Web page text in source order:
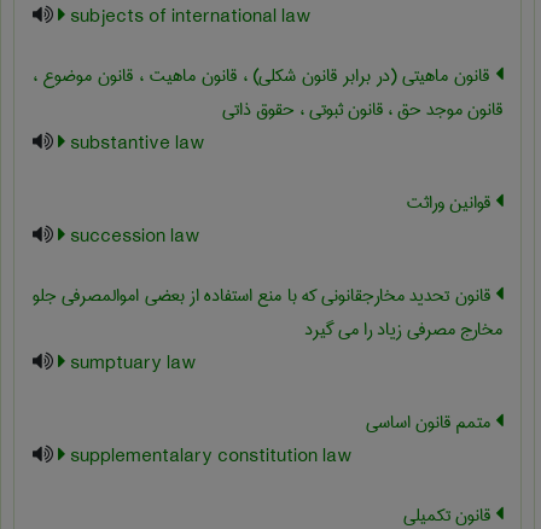
subjects of international law
قانون ماهیتی (در برابر قانون شکلی) ، قانون ماهیت ، قانون موضوع ،
قانون موجد حق ، قانون ثبوتی ، حقوق ذاتی
substantive law
قوانین وراثت
succession law
قانون تحدید مخارجقانونی که با منع استفاده از بعضی اموالمصرفی جلو
مخارج مصرفی زیاد را می گیرد
sumptuary law
متمم قانون اساسی
supplementalary constitution law
قانون تکمیلی